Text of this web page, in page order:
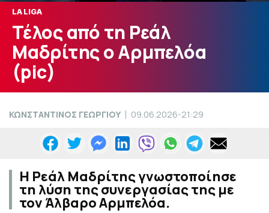
LA LIGA
Τέλος από τη Ρεάλ
Μαδρίτης ο Αρμπελόα
(pic)
ΚΩΝΣΤΑΝΤΙΝΟΣ ΓΕΩΡΓΙΟΥ 09.06.2026-21:29
Η Ρεάλ Μαδρίτης γνωστοποίησε
τη λύση της συνεργασίας της με
τον Άλβαρο Αρμπελόα.